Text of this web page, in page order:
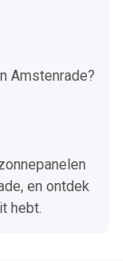
Amstenrade?
en ontdek
hebt.